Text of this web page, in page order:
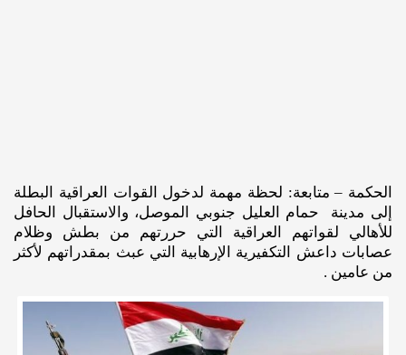
الحكمة – متابعة: لحظة مهمة لدخول القوات العراقية البطلة
إلى مدينة حمام العليل جنوبي الموصل، والاستقبال الحافل
للأهالي لقواتهم العراقية التي حررتهم من بطش وظلام
عصابات داعش التكفيرية الإرهابية التي عبث بمقدراتهم لأكثر
من عامين .